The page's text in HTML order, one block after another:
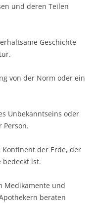
und deren Teilen
Geschichte
der Norm oder ein
oder
Person.
der Erde, der
bedeckt ist.
und
beraten